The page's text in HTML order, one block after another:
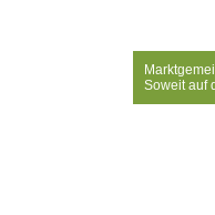
Soweit auf